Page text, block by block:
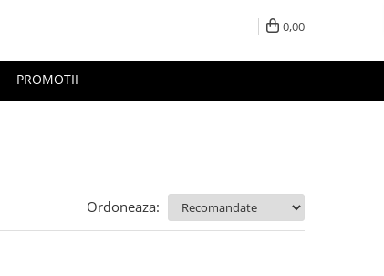
0,00
PROMOTII
Ordoneaza: